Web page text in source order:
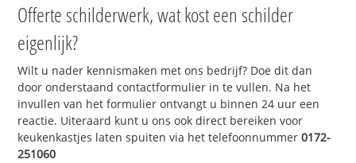
Offerte schilderwerk, wat kost een schilder
eigenlijk?
Wilt u nader kennismaken met ons bedrijf? Doe dit dan
door onderstaand contactformulier in te vullen. Na het
invullen van het formulier ontvangt u binnen 24 uur een
reactie. Uiteraard kunt u ons ook direct bereiken voor
keukenkastjes laten spuiten via het telefoonnummer0172-
251060